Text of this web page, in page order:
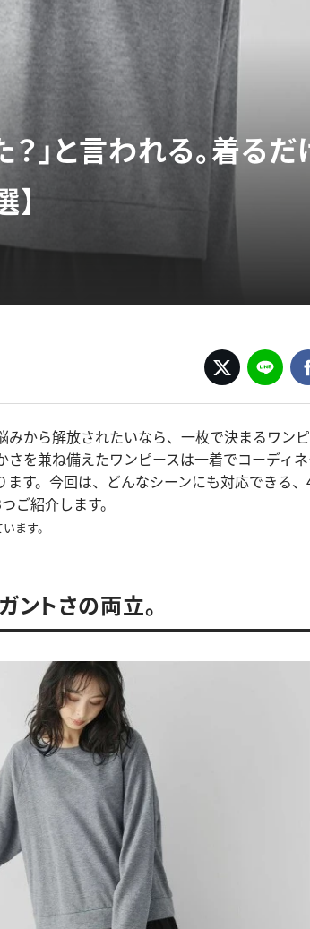
？」と言われる。着る
みから解放されたいなら、一枚で決まるワンピ
さを兼ね備えたワンピースは一着でコーディ
す。今回は、どんなシーンにも対応できる
ご紹介します。
ます。
ントさの両立。